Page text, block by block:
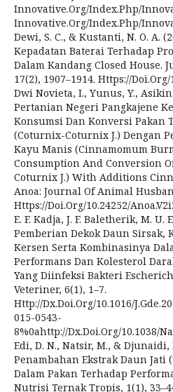
Innovative.Org/Index.Php/
Innovative.Org/Index.Php/
Dewi, S. C., & Kustanti, N. O. A.
Kepadatan Baterai Terhadap
Dalam Kandang Closed House.
17(2), 1907–1914. Https://Doi.Org/
Dwi Novieta, I., Yunus, Y.,
Pertanian Negeri Pangkajene
Konsumsi Dan Konversi Pakan
(Coturnix-Coturnix J.) Dengan
Kayu Manis (Cinnamomum
Consumption And Conversion
Coturnix J.) With Additions
Anoa: Journal Of Animal
Https://Doi.Org/10.24252/
E. F. Kadja, J. F. Baletherik, M. U.
Pemberian Dekok Daun Sirsak,
Kersen Serta Kombinasinya
Performans Dan Kolesterol
Yang Diinfeksi Bakteri
Veteriner, 6(1), 1–7.
Http://Dx.Doi.Org/10.1016/
015-0543-
8%0ahttp://Dx.Doi.Org/10.1038/
Edi, D. N., Natsir, M., & Djunaidi,
Penambahan Ekstrak Daun Jati
Dalam Pakan Terhadap
Nutrisi Ternak Tropis, 1(1),